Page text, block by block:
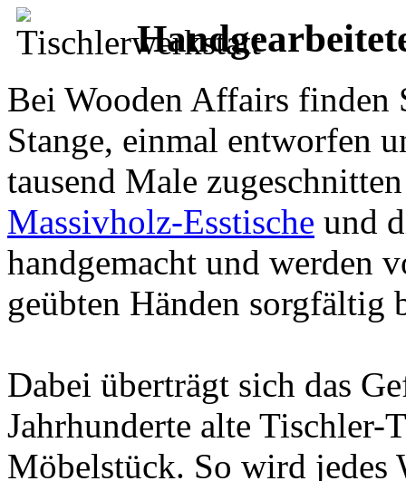
Bei Wooden Affairs finden
Stange, einmal entworfen
tausend Male
Massivholz-Esstische und
handgemacht und werden
geübten Händen sorgfältig
Dabei überträgt sich das
Jahrhunderte alte
Möbelstück. So wird jedes